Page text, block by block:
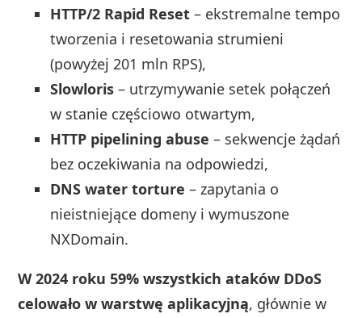
HTTP/2 Rapid Reset – ekstremalne tempo
tworzenia i resetowania strumieni
(powyżej 201 mln RPS),
Slowloris – utrzymywanie setek połączeń
w stanie częściowo otwartym,
HTTP pipelining abuse – sekwencje żądań
bez oczekiwania na odpowiedzi,
DNS water torture – zapytania o
nieistniejące domeny i wymuszone
NXDomain.
W 2024 roku 59% wszystkich ataków DDoS
celowało w warstwę aplikacyjną, głównie w